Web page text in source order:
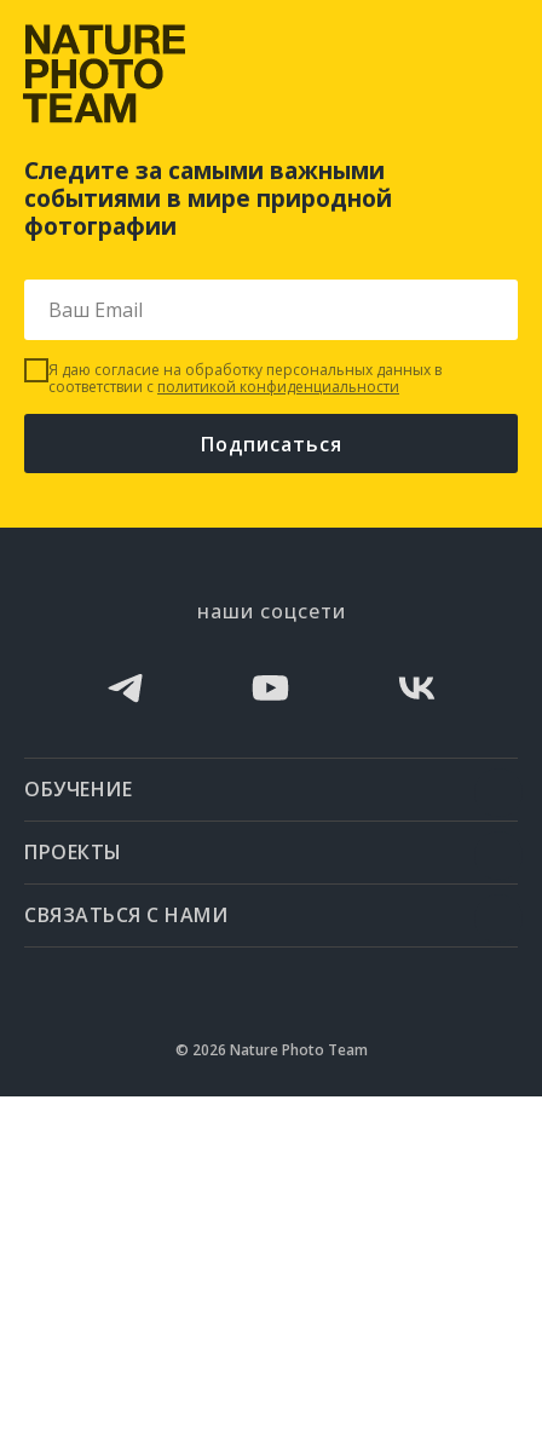
Следите за самыми важными
событиями в мире природной
фотографии
Я даю согласие на обработку персональных данных в
соответствии с политикой конфиденциальности
Подписаться
наши соцсети
ОБУЧЕНИЕ
ПРОЕКТЫ
СВЯЗАТЬСЯ С НАМИ
© 2026 Nature Photo Team